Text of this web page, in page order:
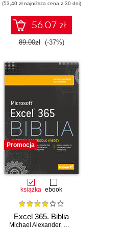
(53,40 zł najniższa cena z 30 dni)
56.07 zł
89.00zł (-37%)
Promocja
książka ebook
Excel 365. Biblia
Michael Alexander, Dick Kusleika